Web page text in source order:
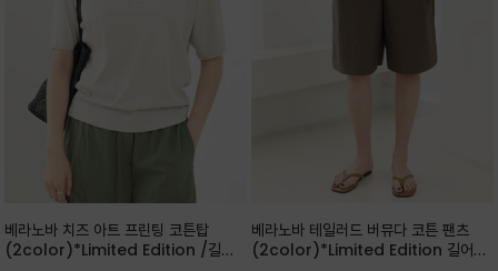
베라노바 치즈 아트 프린팅 코튼탑
(2color)*Limited Edition /길어
베라노바 테일러드 버뮤다 코튼 팬츠
(2color)*Limited Edition 길어진